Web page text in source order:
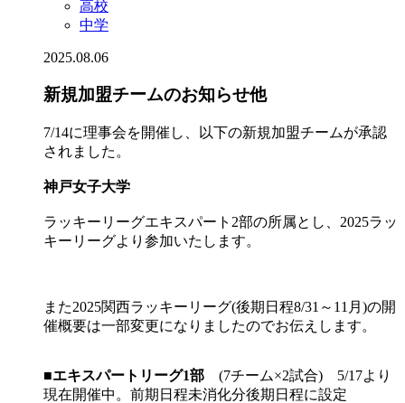
高校
中学
2025.08.06
新規加盟チームのお知らせ他
7/14に理事会を開催し、以下の新規加盟チームが承認
されました。
神戸女子大学
ラッキーリーグエキスパート2部の所属とし、2025ラッ
キーリーグより参加いたします。
また2025関西ラッキーリーグ(後期日程8/31～11月)の開
催概要は一部変更になりましたのでお伝えします。
■エキスパートリーグ1部 (7チーム×2試合) 5/17より
現在開催中。前期日程未消化分後期日程に設定